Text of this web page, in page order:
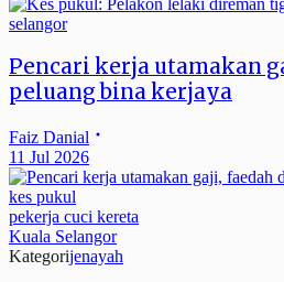
selangor
Pencari kerja utamakan
peluang bina kerjaya
Faiz Danial
11 Jul 2026
kes pukul
pekerja cuci kereta
Kuala Selangor
Kategorijenayah